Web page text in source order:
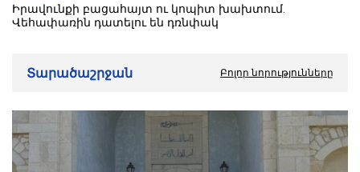
Իրավունքի բացահայտ ու կոպիտ խախտում.
Վեհափառին դատելու են դռնփակ
Տարածաշրջան Բոլոր նորությունները